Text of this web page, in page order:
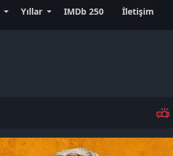
Yıllar IMDb 250 İletişim